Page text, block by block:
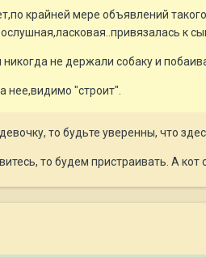
крайней мере объявлений
к
не держали собаку и
нее,видимо "строит".
то будьте уверенны, что
то будем пристраивать. А